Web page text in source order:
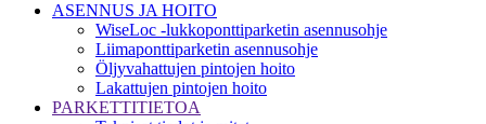
ASENNUS JA HOITO
WiseLoc -lukkoponttiparketin asennusohje
Liimaponttiparketin asennusohje
Öljyvahattujen pintojen hoito
Lakattujen pintojen hoito
PARKETTITIETOA